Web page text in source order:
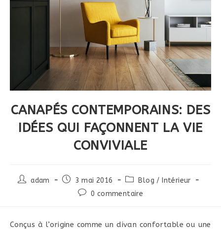
CANAPÉS CONTEMPORAINS: DES
IDÉES QUI FAÇONNENT LA VIE
CONVIVIALE
Postadam
Post
published:
3 mai 2016
Post
category:
Blog / Intérieur
Post0 commentaire
Conçus à l’origine comme un divan confortable ou une